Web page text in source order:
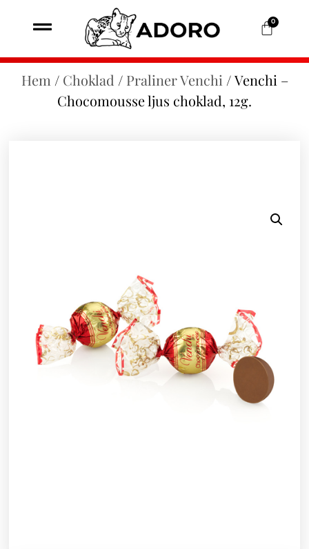
0
Hem / Choklad / Praliner Venchi / Venchi –
Chocomousse ljus choklad, 12g.